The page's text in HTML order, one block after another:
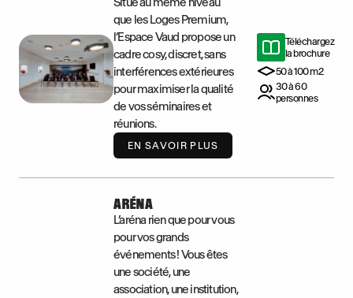
que les Loges Premium,
l’Espace Vaud propose un
cadre cosy, discret, sans
interférences extérieures
pour maximiser la qualité
de vos séminaires et
réunions.
EN SAVOIR PLUS
Téléchargez
la brochure
50 à 100 m2
30 à 60
personnes
ARÉNA
L’aréna rien que pour vous
pour vos grands
événements ! Vous êtes
une société, une
association, une institution,